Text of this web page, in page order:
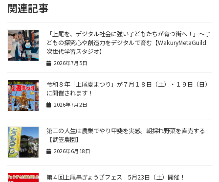
関連記事
「上尾を、デジタル社会に強い子どもたちが育つ街へ！」〜子
どもの探究心や創造力をデジタルで育む【WakuryMetaGuild
次世代学習スタジオ】
2026年7月5日
令和８年「上尾夏まつり」が７月１８日（土）・１９日（日）
に開催されます！
2026年7月2日
第二の人生は農業でやり甲斐を実感。朝採れ野菜を直売する
【武笠農園】
2026年6月18日
第４回上尾串ぎょうざフェス 5月23日（土）開催！